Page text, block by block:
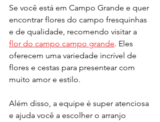
Se você está em Campo Grande e quer
encontrar flores do campo fresquinhas
e de qualidade, recomendo visitar a
flor do campo campo grande. Eles
oferecem uma variedade incrível de
flores e cestas para presentear com
muito amor e estilo.
Além disso, a equipe é super atenciosa
e ajuda você a escolher o arranjo